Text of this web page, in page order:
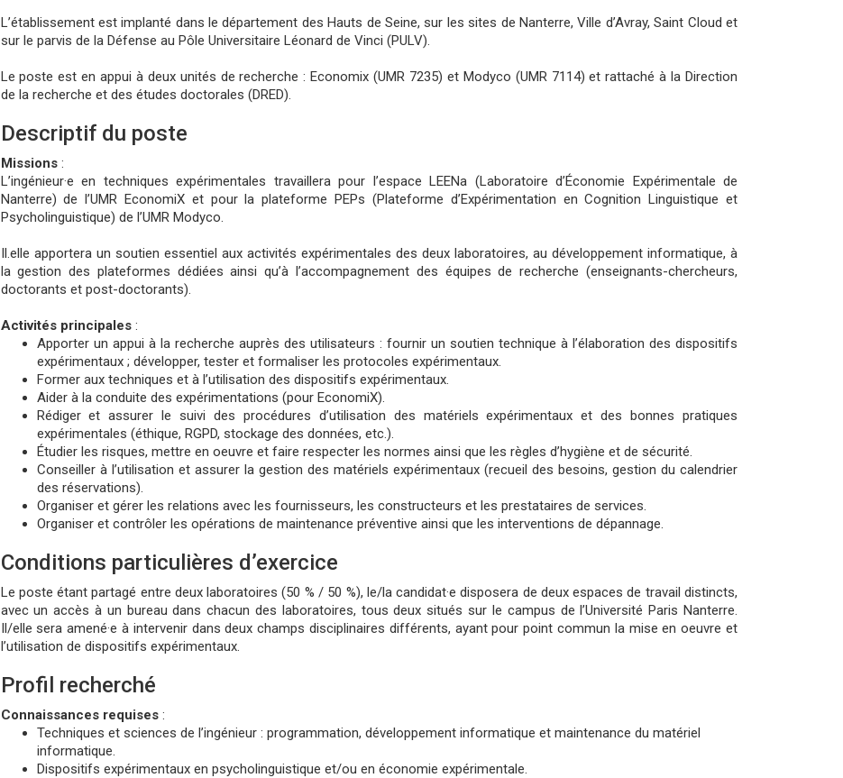
L’établissement est implanté dans le département des Hauts de Seine, sur les sites de Nanterre, Ville d’Avray, Saint Cloud et
sur le parvis de la Défense au Pôle Universitaire Léonard de Vinci (PULV).
Le poste est en appui à deux unités de recherche : Economix (UMR 7235) et Modyco (UMR 7114) et rattaché à la Direction
de la recherche et des études doctorales (DRED).
Descriptif du poste
Missions:
L’ingénieur·e en techniques expérimentales travaillera pour l’espace LEENa (Laboratoire d’Économie Expérimentale de
Nanterre) de l’UMR EconomiX et pour la plateforme PEPs (Plateforme d’Expérimentation en Cognition Linguistique et
Psycholinguistique) de l’UMR Modyco.
Il.elle apportera un soutien essentiel aux activités expérimentales des deux laboratoires, au développement informatique, à
la gestion des plateformes dédiées ainsi qu’à l’accompagnement des équipes de recherche (enseignants-chercheurs,
doctorants et post-doctorants).
Activités principales:
Apporter un appui à la recherche auprès des utilisateurs : fournir un soutien technique à l’élaboration des dispositifs
expérimentaux ; développer, tester et formaliser les protocoles expérimentaux.
Former aux techniques et à l’utilisation des dispositifs expérimentaux.
Aider à la conduite des expérimentations (pour EconomiX).
Rédiger et assurer le suivi des procédures d’utilisation des matériels expérimentaux et des bonnes pratiques
expérimentales (éthique, RGPD, stockage des données, etc.).
Étudier les risques, mettre en oeuvre et faire respecter les normes ainsi que les règles d’hygiène et de sécurité.
Conseiller à l’utilisation et assurer la gestion des matériels expérimentaux (recueil des besoins, gestion du calendrier
des réservations).
Organiser et gérer les relations avec les fournisseurs, les constructeurs et les prestataires de services.
Organiser et contrôler les opérations de maintenance préventive ainsi que les interventions de dépannage.
Conditions particulières d’exercice
Le poste étant partagé entre deux laboratoires (50 % / 50 %), le/la candidat·e disposera de deux espaces de travail distincts,
avec un accès à un bureau dans chacun des laboratoires, tous deux situés sur le campus de l’Université Paris Nanterre.
Il/elle sera amené·e à intervenir dans deux champs disciplinaires différents, ayant pour point commun la mise en oeuvre et
l’utilisation de dispositifs expérimentaux.
Profil recherché
Connaissances requises:
Techniques et sciences de l’ingénieur : programmation, développement informatique et maintenance du matériel
informatique.
Dispositifs expérimentaux en psycholinguistique et/ou en économie expérimentale.